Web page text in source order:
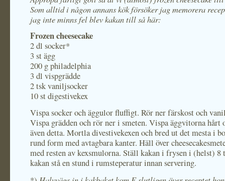
Som alltid i någon annans kök försöker jag memorera
jag inte minns fel blev kakan till så här:
Frozen cheesecake
2dl socker*
3 st ägg
200 g philadelphia
3 dl vispgrädde
2tsk vaniljsocker
10st digestivekex
Vispa socker och äggulor fluffigt. Rör ner färskost och
Vispa grädden och rör ner i smeten. Vispa äggvitorna hårt
även detta. Mortla divestivekexen och bred ut det mesta i
rund form med avtagbara kanter. Häll över
med resten av kexsmulorna. Ställ kakan i frysen i (helst)
kakan stå en stund i rumsteperatur innan servering.